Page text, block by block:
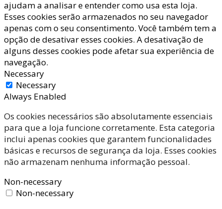
ajudam a analisar e entender como usa esta loja.
Esses cookies serão armazenados no seu navegador
apenas com o seu consentimento. Você também tem a
opção de desativar esses cookies. A desativação de
alguns desses cookies pode afetar sua experiência de
navegação.
Necessary
Necessary
Always Enabled
Os cookies necessários são absolutamente essenciais
para que a loja funcione corretamente. Esta categoria
inclui apenas cookies que garantem funcionalidades
básicas e recursos de segurança da loja. Esses cookies
não armazenam nenhuma informação pessoal.
Non-necessary
Non-necessary